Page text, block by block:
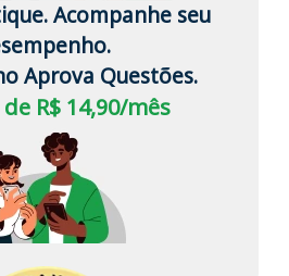
Acompanhe seu
Aprova Questões.
R$ 14,90/mês